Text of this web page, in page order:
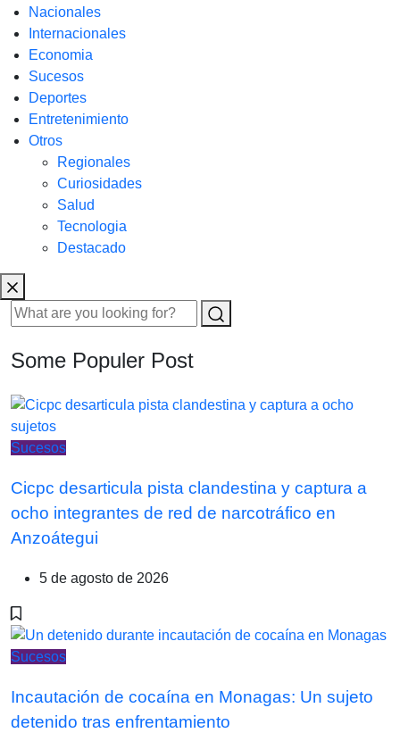
Nacionales
Internacionales
Economia
Sucesos
Deportes
Entretenimiento
Otros
Regionales
Curiosidades
Salud
Tecnologia
Destacado
Some Populer Post
Sucesos
Cicpc desarticula pista clandestina y captura a
ocho integrantes de red de narcotráfico en
Anzoátegui
5 de agosto de 2026
Sucesos
Incautación de cocaína en Monagas: Un sujeto
detenido tras enfrentamiento